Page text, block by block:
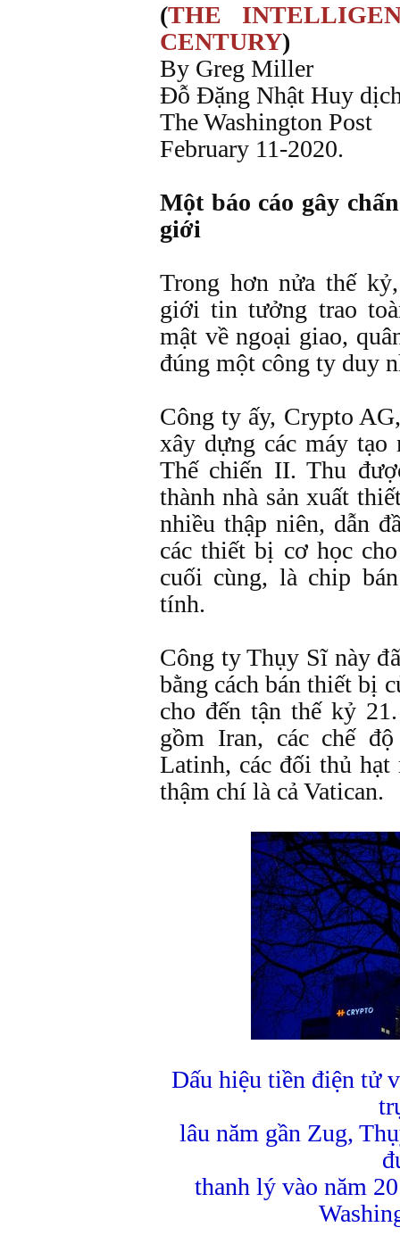
(THE
CENTURY)
By Greg Miller
Đỗ Đặng Nhật Huy
The Washington Post
February 11-2020.
Một báo cáo gây
giới
Trong hơn nửa thế
giới tin tưởng trao
mật về ngoại giao,
đúng một công ty duy
Công ty ấy, Crypto
xây dựng các máy
Thế chiến II. Thu
thành nhà sản xuất
nhiều thập niên, dẫn
các thiết bị cơ học
cuối cùng, là chip
tính.
Công ty Thụy Sĩ này
bằng cách bán thiết bị
cho đến tận thế kỷ
gồm Iran, các chế
Latinh, các đối thủ
thậm chí là cả Vatican.
Dấu hiệu tiền điện tử
lâu năm gần Zug,
thanh lý vào năm